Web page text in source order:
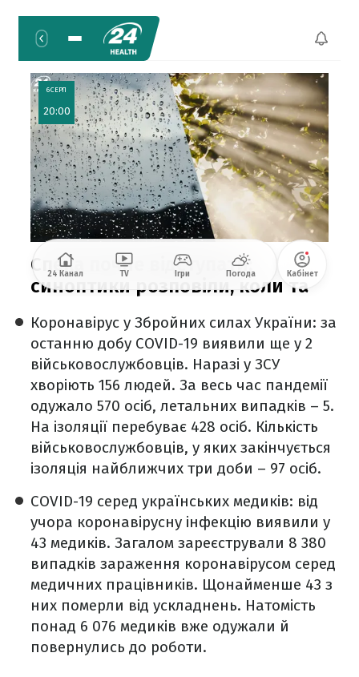
Коронавірус у Збройних силах України: за
останню добу COVID-19 виявили ще у 2
військовослужбовців. Наразі у ЗСУ
хворіють 156 людей. За весь час пандемії
одужало 570 осіб, летальних випадків – 5.
На ізоляції перебуває 428 осіб. Кількість
військовослужбовців, у яких закінчується
ізоляція найближчих три доби – 97 осіб.
COVID-19 серед українських медиків: від
учора коронавірусну інфекцію виявили у
43 медиків. Загалом зареєстрували 8 380
випадків зараження коронавірусом серед
медичних працівників. Щонайменше 43 з
них померли від ускладнень. Натомість
понад 6 076 медиків вже одужали й
повернулись до роботи.